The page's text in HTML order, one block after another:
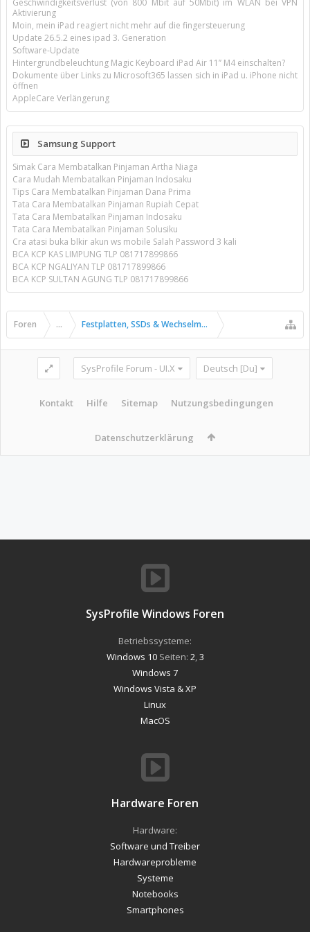
Geschwindigkeitsverlust (von 800 Mbit auf 50Mbit) im WLAN bei VPN
Aktivierung
Moin, mein iPad reagiert nicht mehr auf die fingersteuerung
Update 26.5.2 eines ipad 3. Generation
Software-Update
Hintergrundbeleuchtung Magic Keyboard iPad Air 11’’ M4 einschalten?
Dokumente über Links zu Microsoft365 lassen sich in iPad u. iPhone nicht
öffnen
AppleCare Verlängerung
Samsung Support
Simak Cara Membatalkan Pinjaman Artha Niaga
Cara Mudah Membatalkan Pinjaman Indosaku
Tips Cara Membatalkan Pinjaman Dana Prima
Tata Cara Membatalkan Pinjaman Rupiah Cepat
Tata Cara Membatalkan Pinjaman Indosaku
Tata Cara Membatalkan Pinjaman Solusiku
Cra atasi buka blkir akun ws mobile Salah Password 3 kali
BCA KCP KAS LIMPUNG TLP 081717899866
BCA KCP NGALIYAN TLP 081717899866
BCA KCP SULTAN AGUNG TLP 081717899866
Foren ... Festplatten, SSDs & Wechselmedien
SysProfile Forum - UI.X Deutsch [Du]
Kontakt Hilfe Sitemap Nutzungsbedingungen
Datenschutzerklärung
SysProfile Windows Foren
Betriebssysteme:
Windows 10Seiten: 2,3
Windows 7
Windows Vista & XP
Linux
MacOS
Hardware Foren
Hardware:
Software und Treiber
Hardwareprobleme
Systeme
Notebooks
Smartphones